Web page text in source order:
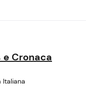
e Cronaca
Italiana